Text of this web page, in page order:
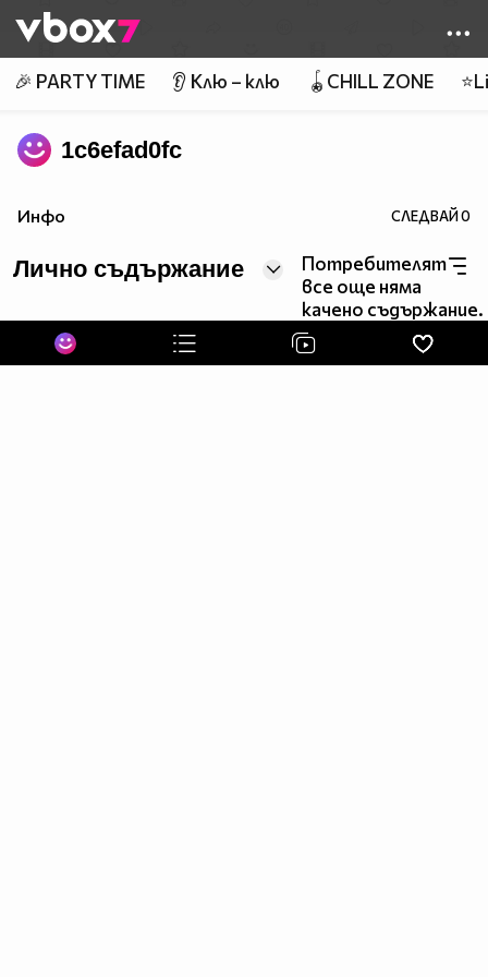
👾
🎉 PARTY TIME 👂 Клю – клю 🪀CHILL ZONE
1c6efad0fc
Инфо СЛЕДВАЙ0
Лично съдържание
Потребителят
все още няма
качено съдържание.